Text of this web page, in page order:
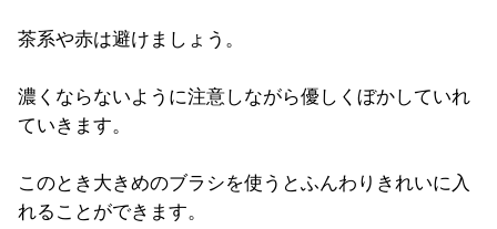
茶系や赤は避けましょう。
濃くならないように注意しながら優しくぼかしていれ
ていきます。
このとき大きめのブラシを使うとふんわりきれいに入
れることができます。